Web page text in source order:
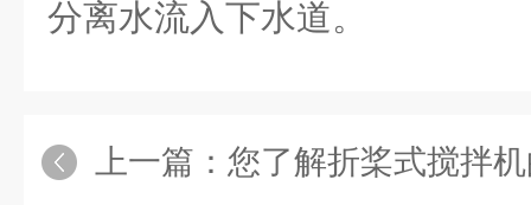
分离水流入下水道。
上一篇： 您了解折桨式搅拌机